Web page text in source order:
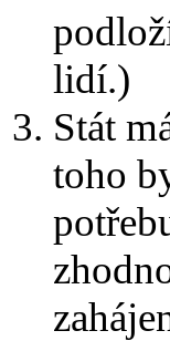
lidí.)
Stát
toho